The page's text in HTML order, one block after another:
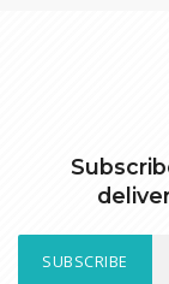
SUBSCRIBE